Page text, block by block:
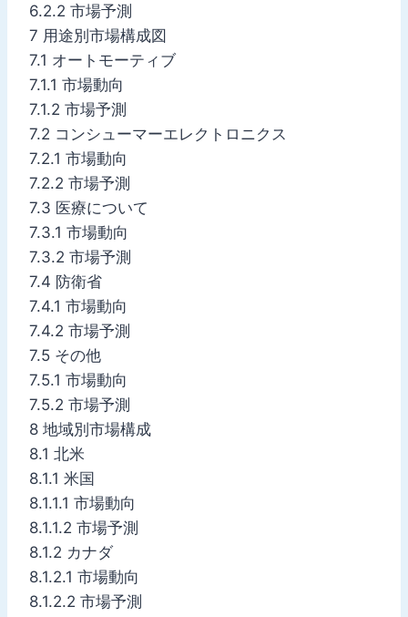
6.2.2 市場予測
7 用途別市場構成図
7.1 オートモーティブ
7.1.1 市場動向
7.1.2 市場予測
7.2 コンシューマーエレクトロニクス
7.2.1 市場動向
7.2.2 市場予測
7.3 医療について
7.3.1 市場動向
7.3.2 市場予測
7.4 防衛省
7.4.1 市場動向
7.4.2 市場予測
7.5 その他
7.5.1 市場動向
7.5.2 市場予測
8 地域別市場構成
8.1 北米
8.1.1 米国
8.1.1.1 市場動向
8.1.1.2 市場予測
8.1.2 カナダ
8.1.2.1 市場動向
8.1.2.2 市場予測